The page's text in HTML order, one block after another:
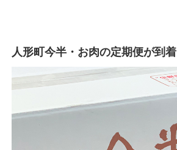
人形町今半・お肉の定期便が到着